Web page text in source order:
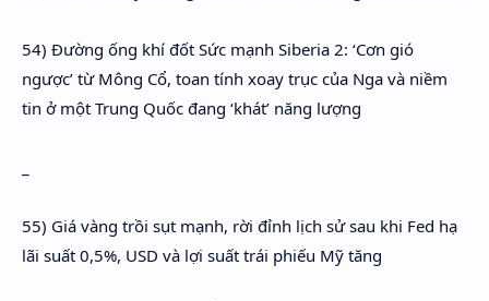
54) Đường ống khí đốt Sức mạnh Siberia 2: ‘Cơn gió
ngược’ từ Mông Cổ, toan tính xoay trục của Nga và niềm
tin ở một Trung Quốc đang ‘khát’ năng lượng
55) Giá vàng trồi sụt mạnh, rời đỉnh lịch sử sau khi Fed hạ
lãi suất 0,5%, USD và lợi suất trái phiếu Mỹ tăng